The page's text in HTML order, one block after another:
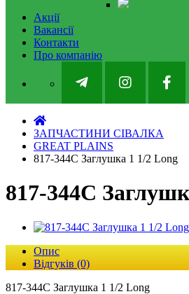
Акції
Вакансії
Контакти
Про компанію
ЗАПЧАСТИНИ СІВАЛКА
GREAT PLAINS
817-344С Заглушка 1 1/2 Long
817-344С
Опис
Відгуків (0)
817-344С Заглушка 1 1/2 Long